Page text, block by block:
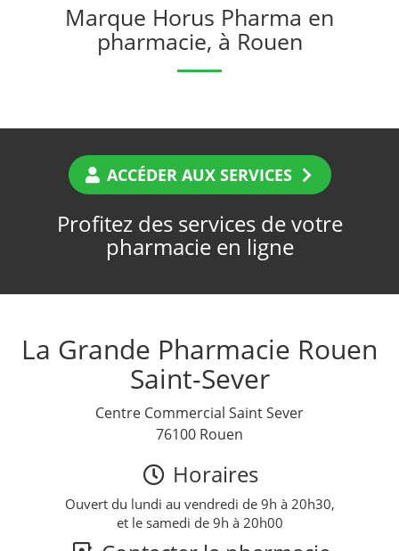
Marque Horus Pharma en
pharmacie, à Rouen
ACCÉDER AUX SERVICES
Profitez des services de votre
pharmacie en ligne
La Grande Pharmacie Rouen
Saint-Sever
Centre Commercial Saint Sever
76100 Rouen
Horaires
Ouvert du lundi au vendredi de 9h à 20h30,
et le samedi de 9h à 20h00